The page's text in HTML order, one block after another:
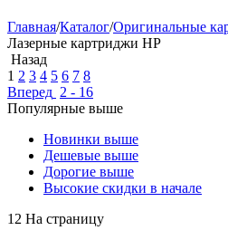
Главная/Каталог/Оригинальные
Лазерные картриджи HP
Назад
1 2 3 4 5 6 7 8
Вперед 2 - 16
Популярные выше
Новинки выше
Дешевые выше
Дорогие выше
Высокие скидки в начале
12 На страницу